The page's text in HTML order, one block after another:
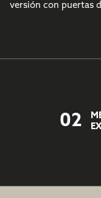
versión con puertas
02